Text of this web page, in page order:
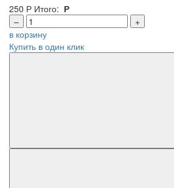
250 Р Итого: Р
–
+
в корзину
Купить в один клик